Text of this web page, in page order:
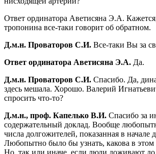
Ответ ординатора Аветисяна Э.А.
тропонина все-таки говорит об обратном.
Д.м.н. Проваторов С.И. Все-таки Вы за
Ответ ординатора Аветисяна Э.А. Да.
Д.м.н. Проваторов С.И. Спасибо. Да,
здесь мешала. Хорошо. Валерий
спросить что-то?
Д.м.н., проф. Капелько В.И. Спасибо за
содержательный доклад. Вообще
числа долгожителей, показанная в начале
Любопытно было бы узнать, какова в
Но, так или иначе, если люди доживают до